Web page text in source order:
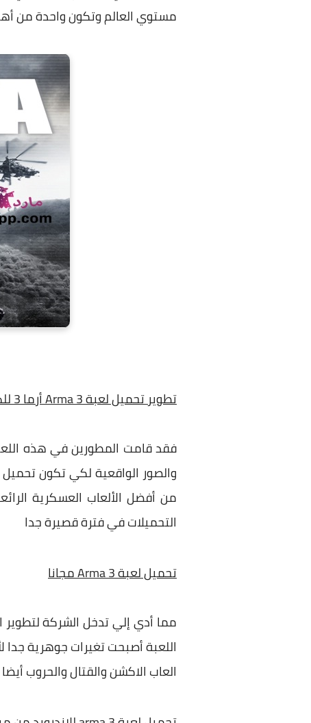
مستوي العالم وتكون واحدة من
تطوير تحميل لعبة Arma 3 أرما 3 للكمبيوتر برابط مباشر ميديا فاير
فقد قامت المطورين في هذه
من أفضل الألعاب العسكرية
التحميلات في فترة قصيرة جدا
تحميل لعبة Arma 3 مجانا
مما أدي إلي تدخل الشركة لتطوير
العاب الاكشن والقتال والحروب